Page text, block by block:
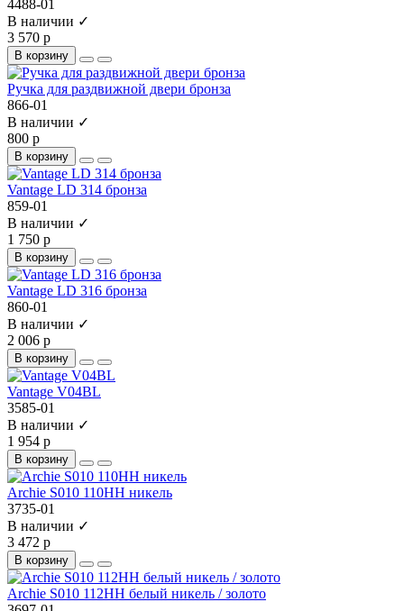
4488-01
В наличии ✓
3 570 р
В корзину
Ручка для раздвижной двери бронза
866-01
В наличии ✓
800 р
В корзину
Vantage LD 314 бронза
859-01
В наличии ✓
1 750 р
В корзину
Vantage LD 316 бронза
860-01
В наличии ✓
2 006 р
В корзину
Vantage V04BL
3585-01
В наличии ✓
1 954 р
В корзину
Archie S010 110HH никель
3735-01
В наличии ✓
3 472 р
В корзину
Archie S010 112HH белый никель / золото